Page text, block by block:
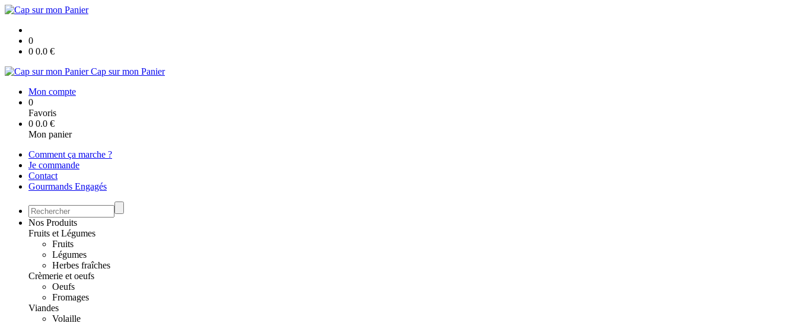
0
0 0.0 €
Cap sur mon Panier
Mon compte
0
Favoris
0 0.0 €
Mon panier
Comment ça marche ?
Je commande
Contact
Gourmands Engagés
Nos Produits
Fruits et Légumes
Fruits
Légumes
Herbes fraîches
Crèmerie et oeufs
Oeufs
Fromages
Viandes
Volaille